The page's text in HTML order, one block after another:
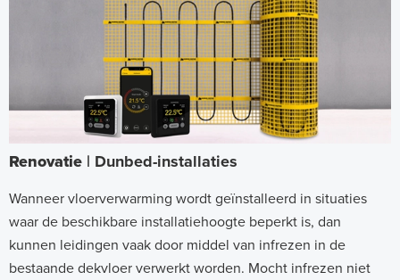
Renovatie | Dunbed-installaties
Wanneer vloerverwarming wordt geïnstalleerd in situaties
waar de beschikbare installatiehoogte beperkt is, dan
kunnen leidingen vaak door middel van infrezen in de
bestaande dekvloer verwerkt worden. Mocht infrezen niet